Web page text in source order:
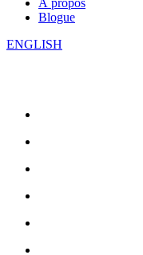
À propos
Blogue
ENGLISH